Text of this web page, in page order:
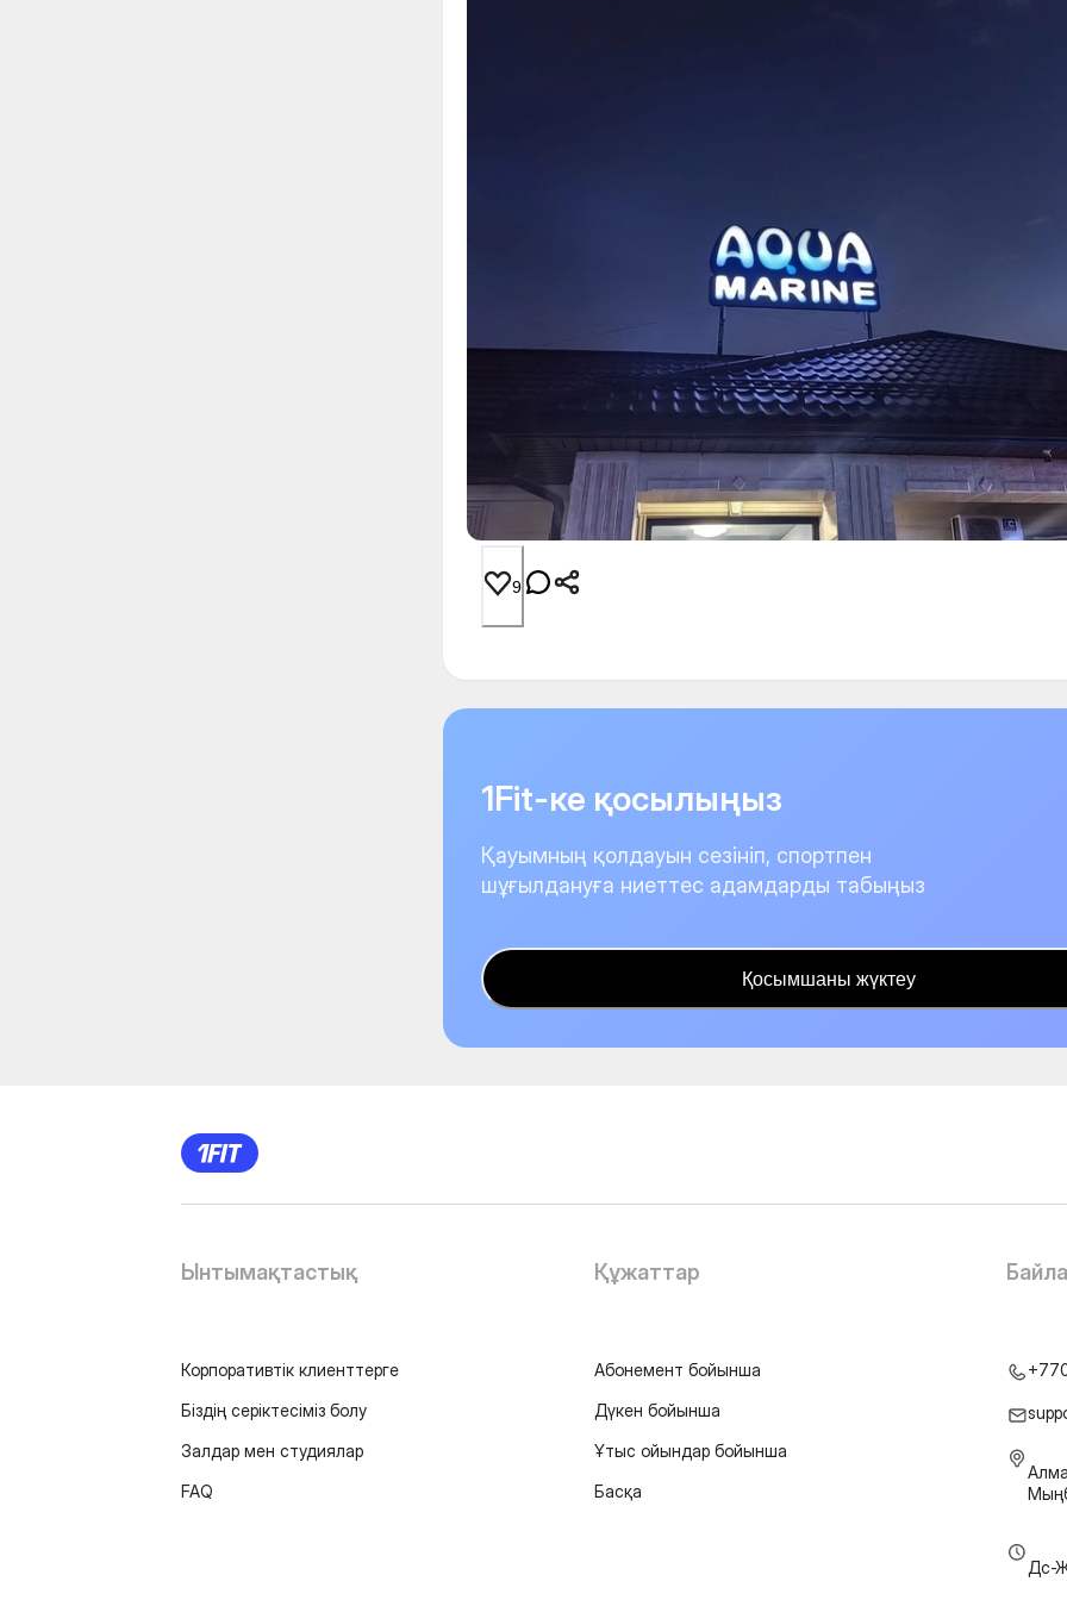
9
1Fit-ке қосылыңыз
Қауымның қолдауын сезініп, спортпен
шұғылдануға ниеттес адамдарды табыңыз
Қосымшаны жүктеу
Ынтымақтастық
Корпоративтік клиенттерге
Біздің серіктесіміз болу
Залдар мен студиялар
FAQ
Құжаттар
Абонемент бойынша
Дүкен бойынша
Ұтыс ойындар бойынша
Басқа
Дс-